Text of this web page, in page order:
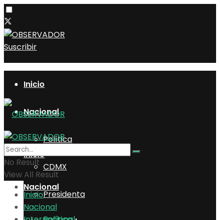
Suscribir
Inicio
Nacional
Política
CDMX
Presidenta
Inicio
Nacional
No Result
View All Result
Inicio
Nacional